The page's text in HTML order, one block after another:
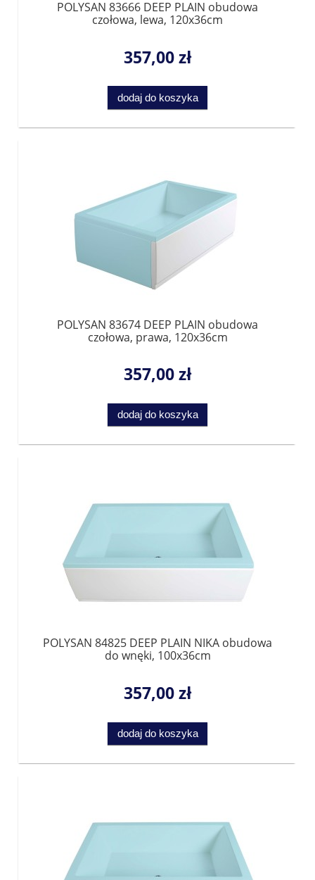
POLYSAN 83666 DEEP PLAIN obudowa
czołowa, lewa, 120x36cm
357,00 zł
dodaj do koszyka
POLYSAN 83674 DEEP PLAIN obudowa
czołowa, prawa, 120x36cm
357,00 zł
dodaj do koszyka
POLYSAN 84825 DEEP PLAIN NIKA obudowa
do wnęki, 100x36cm
357,00 zł
dodaj do koszyka